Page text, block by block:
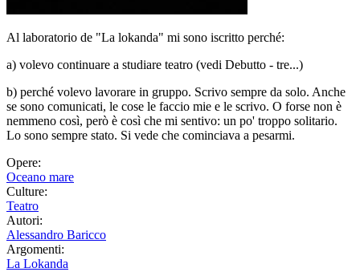
Al laboratorio de "La lokanda" mi sono iscritto perché:
a) volevo continuare a studiare teatro (vedi Debutto - tre...)
b) perché volevo lavorare in gruppo. Scrivo sempre da solo. Anche
se sono comunicati, le cose le faccio mie e le scrivo. O forse non è
nemmeno così, però è così che mi sentivo: un po' troppo solitario.
Lo sono sempre stato. Si vede che cominciava a pesarmi.
Opere:
Oceano mare
Culture:
Teatro
Autori:
Alessandro Baricco
Argomenti:
La Lokanda